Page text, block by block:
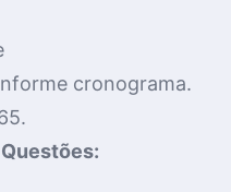
cronograma.